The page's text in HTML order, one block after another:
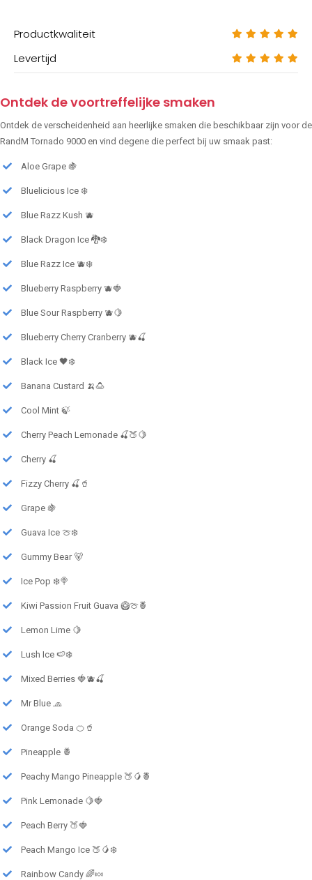
Productkwaliteit
Levertijd
Ontdek de voortreffelijke smaken
Ontdek de verscheidenheid aan heerlijke smaken die beschikbaar zijn voor de
RandM Tornado 9000 en vind degene die perfect bij uw smaak past:
Aloe Grape 🍇
Bluelicious Ice ❄️
Blue Razz Kush 🫐
Black Dragon Ice 🐉❄️
Blue Razz Ice 🫐❄️
Blueberry Raspberry 🫐🍓
Blue Sour Raspberry 🫐🍋
Blueberry Cherry Cranberry 🫐🍒
Black Ice 🖤❄️
Banana Custard 🍌🍮
Cool Mint 🍃
Cherry Peach Lemonade 🍒🍑🍋
Cherry 🍒
Fizzy Cherry 🍒🥤
Grape 🍇
Guava Ice 🍈❄️
Gummy Bear 🐻
Ice Pop ❄️🍭
Kiwi Passion Fruit Guava 🥝🍈🍍
Lemon Lime 🍋
Lush Ice 🍉❄️
Mixed Berries 🍓🫐🍒
Mr Blue 🧢
Orange Soda 🍊🥤
Pineapple 🍍
Peachy Mango Pineapple 🍑🥭🍍
Pink Lemonade 🍋🍓
Peach Berry 🍑🍓
Peach Mango Ice 🍑🥭❄️
Rainbow Candy 🌈🍬